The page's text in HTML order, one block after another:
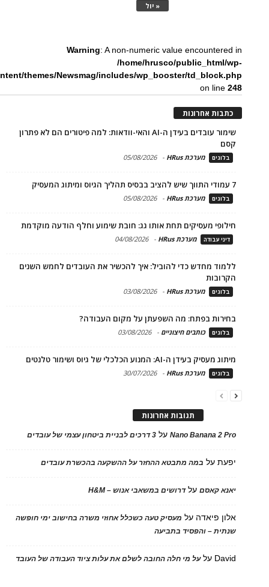
« יול
Warning: A non-numeric value encountered in
/home/hrusco/public_html/wp-
themes/Newsmag/includes/wp_booster/td_block.php
on line248
כתבות אחרונות
שימור עובדים בעידן ה-AI והאי-וודאות: למה פיטורים הם לא פתרון
קסם
בלוגים מערכת HRus -
05/08/2026
7 עמודי התווך שיש להציב בבסיס תהליך הגיוס ומיתוג המעסיק
בלוגים מערכת HRus -
05/08/2026
חילופי מעסיקים תחת אותו גג: חובת שימוע וחלף הודעה מוקדמת
דיני עבודה מערכת HRus -
04/08/2026
ללמוד מחדש כדי להוביל: איך להכשיר את העובדים לחמש השנים
הקרובות
בלוגים מערכת HRus -
03/08/2026
בחירות בפתח: מה השפעתן על מקום העבודה?
בלוגים כותבים חיצוניים -
03/08/2026
מיתוג מעסיק בעידן ה-AI: המנוע הכלכלי של גיוס ושימור טלנטים
בלוגים מערכת HRus -
30/07/2026
תגובות אחרונות
Nano Banana 2 Proעל 3 דרכים לבניית ביטחון עצמי של עובדים
יפעתעל במה מתבטא ההחזר על ההשקעה בהכשרת עובדים
יאנא קאסםעלדרושים במשאבי אנוש – H&M
אלון פיאדה על מעסיק טעה כשכלל אחוזי משרה בחישוב ימי חופשה
שנתית – והפסיד בתביעה
David עלעל מי חלה החובה לשלם את עלות ציוד העבודה של העובד